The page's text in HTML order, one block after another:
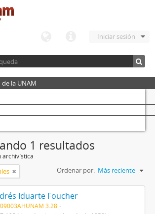
Iniciar sesión
la UNAM
1 resultados
archivística
Ordenar por: Más reciente
Iduarte Foucher
3.28